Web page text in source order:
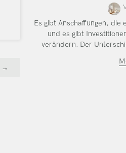
→
Es gibt Anschaffungen,
und es gibt
verändern. Der